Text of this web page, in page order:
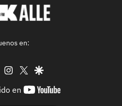
en:
tiktok instagram
twittergoogle
en
youtube-